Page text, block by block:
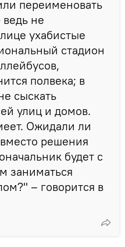
переименовать
не
ухабистые
стадион
полвека; в
сыскать
улиц и домов.
Ожидали ли
решения
будет с
заниматься
– говорится в